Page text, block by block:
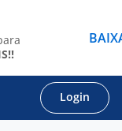
Login